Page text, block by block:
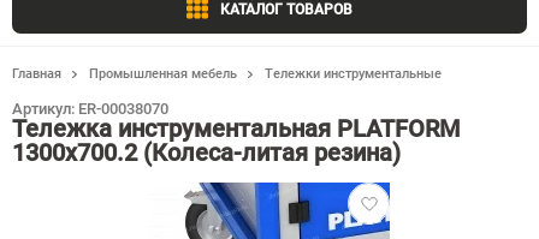
КАТАЛОГ ТОВАРОВ
Главная Промышленная мебель Тележки инструментальные
Тележка инструментальная PLATFORM
1300х700.2 (Колеса-литая резина)
Артикул: ER-00038070
Добавить
в